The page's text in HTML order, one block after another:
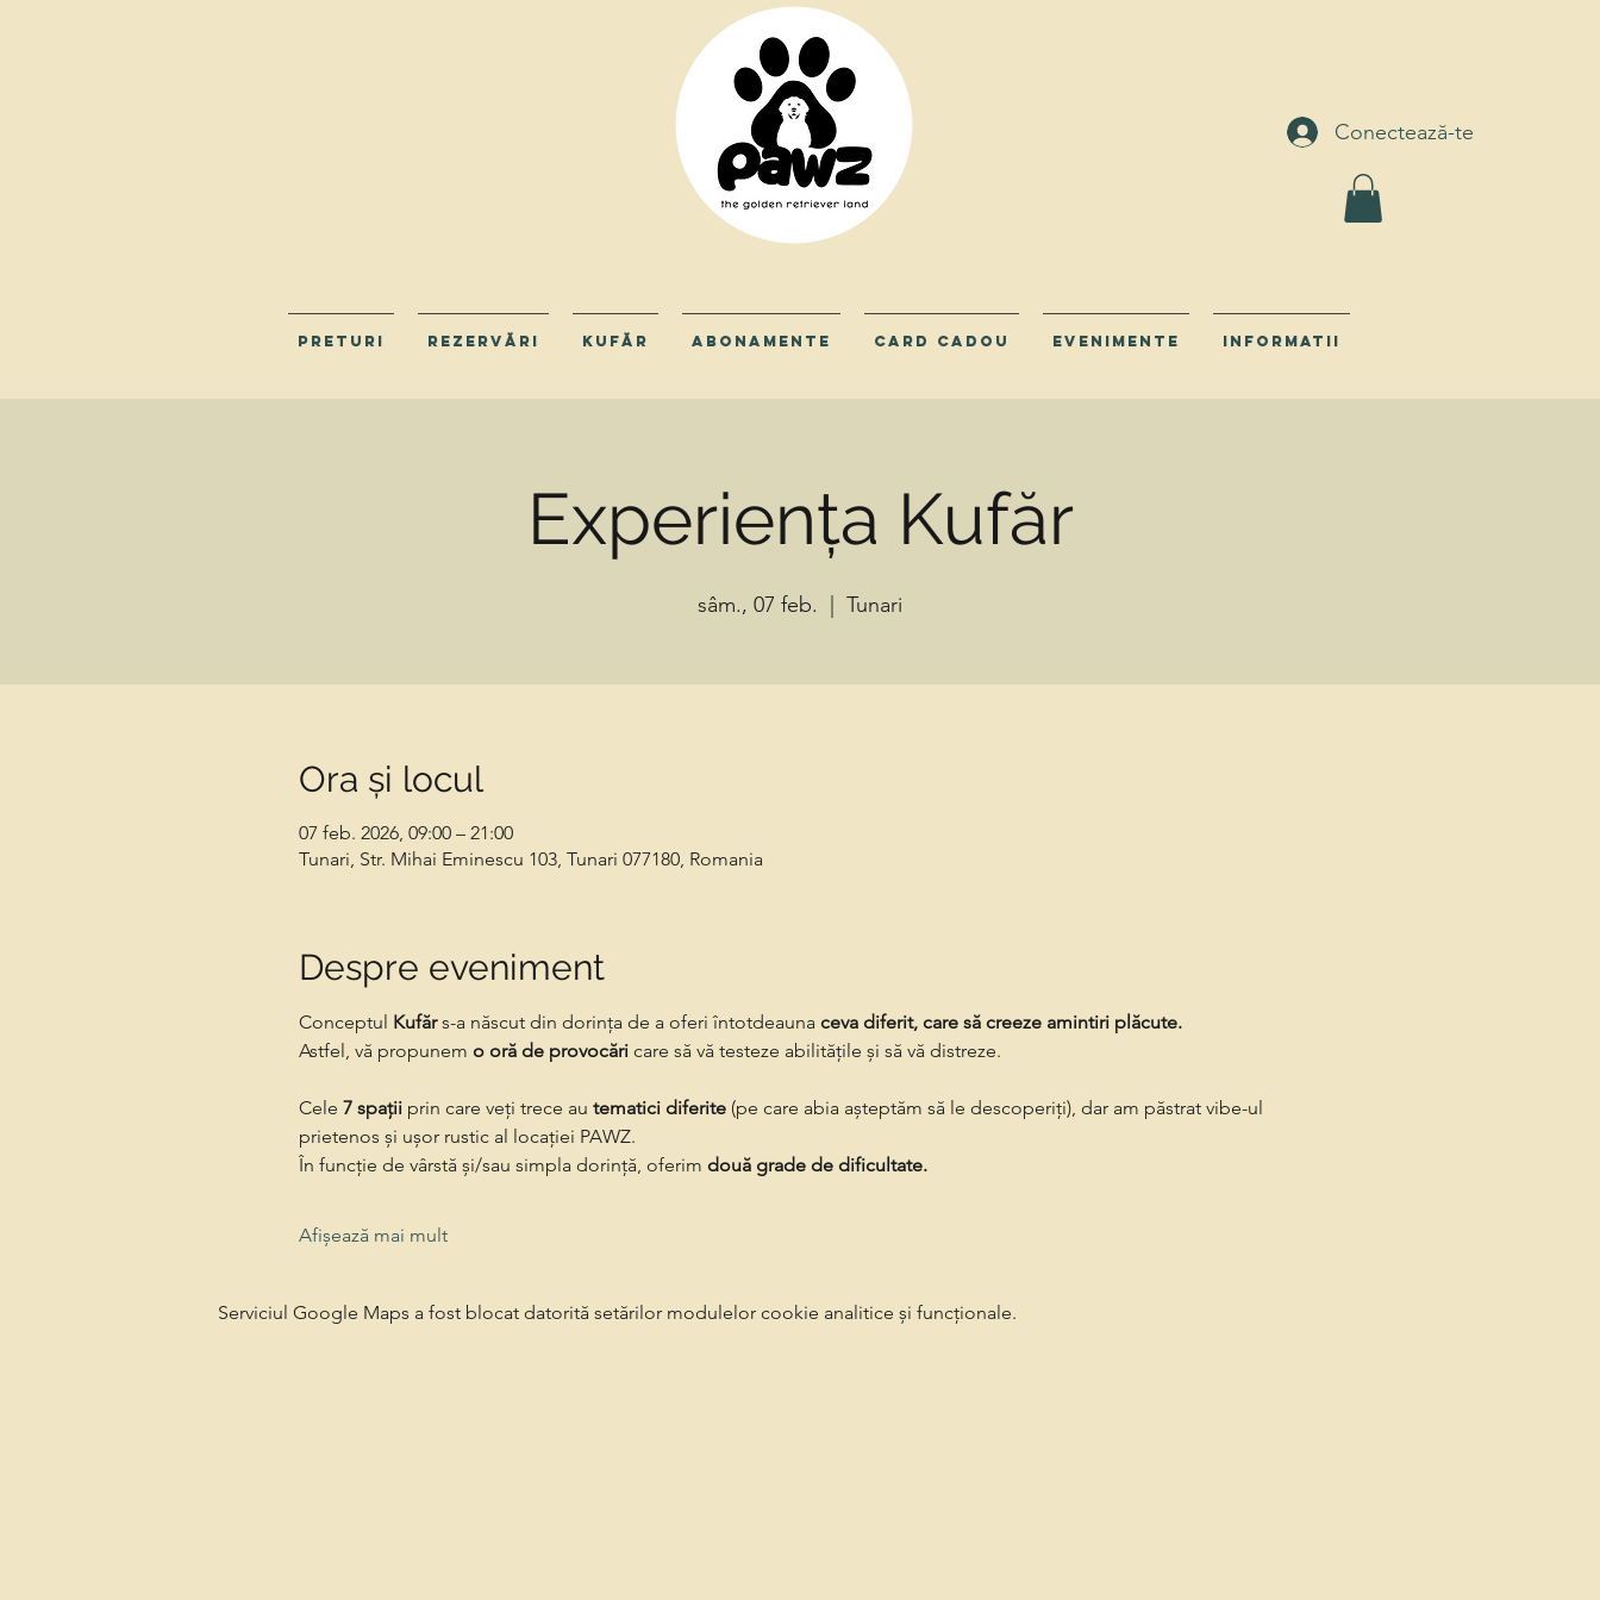
Conectează-te
PRETURI REZERVĂRI KUFĂR Abonamente Card Cadou Evenimente INFORMATII
Experiența Kufăr
sâm., 07 feb.
  |
Tunari
Ora și locul
07 feb. 2026, 09:00 – 21:00
Tunari, Str. Mihai Eminescu 103, Tunari 077180, Romania
Despre eveniment
Conceptul Kufăr s-a născut din dorința de a oferi întotdeauna ceva diferit, care să creeze amintiri plăcute.
Astfel, vă propunem o oră de provocări care să vă testeze abilitățile și să vă distreze.
Cele 7 spații prin care veți trece au tematici diferite (pe care abia așteptăm să le descoperiți), dar am păstrat vibe-ul
prietenos și ușor rustic al locației PAWZ.
În funcție de vârstă și/sau simpla dorință, oferim două grade de dificultate.
Afișează mai mult
Serviciul Google Maps a fost blocat datorită setărilor modulelor cookie analitice și funcționale.